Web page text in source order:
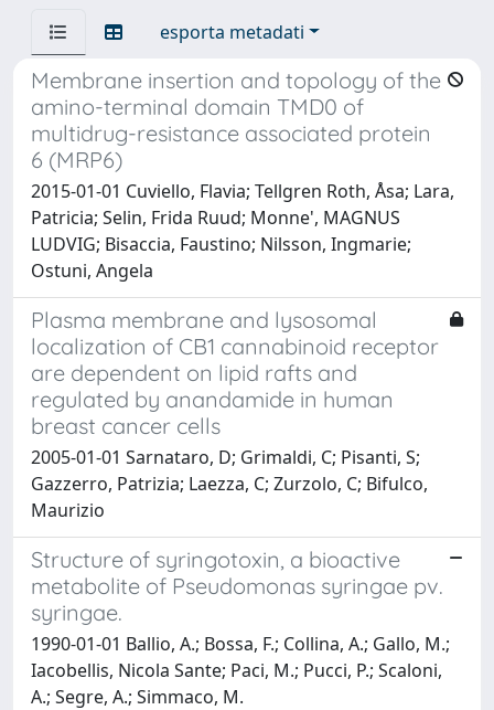
esporta metadati
Membrane insertion and topology of the
amino-terminal domain TMD0 of
multidrug-resistance associated protein
6 (MRP6)
2015-01-01 Cuviello, Flavia; Tellgren Roth, Åsa; Lara,
Patricia; Selin, Frida Ruud; Monne', MAGNUS
LUDVIG; Bisaccia, Faustino; Nilsson, Ingmarie;
Ostuni, Angela
Plasma membrane and lysosomal
localization of CB1 cannabinoid receptor
are dependent on lipid rafts and
regulated by anandamide in human
breast cancer cells
2005-01-01 Sarnataro, D; Grimaldi, C; Pisanti, S;
Gazzerro, Patrizia; Laezza, C; Zurzolo, C; Bifulco,
Maurizio
Structure of syringotoxin, a bioactive
metabolite of Pseudomonas syringae pv.
syringae.
1990-01-01 Ballio, A.; Bossa, F.; Collina, A.; Gallo, M.;
Iacobellis, Nicola Sante; Paci, M.; Pucci, P.; Scaloni,
A.; Segre, A.; Simmaco, M.